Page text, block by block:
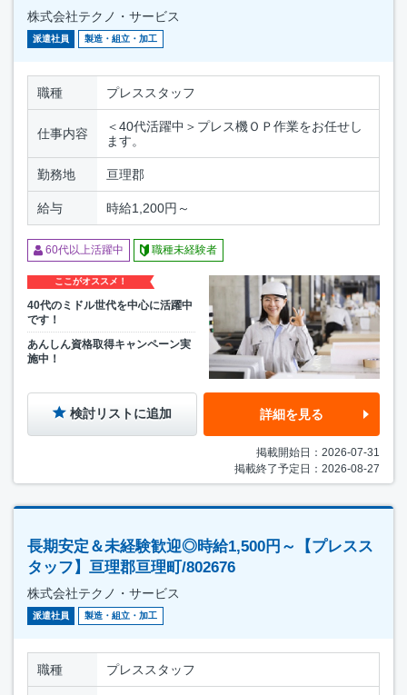
株式会社テクノ・サービス
派遣社員 製造・組立・加工
職種 プレススタッフ
仕事内容
＜40代活躍中＞プレス機ＯＰ作業をお任せし
ます。
勤務地 亘理郡
給与 時給1,200円～
60代以上活躍中 職種未経験者
ここがオススメ！
40代のミドル世代を中心に活躍中
です！
あんしん資格取得キャンペーン実
施中！
検討リストに追加 詳細を見る
掲載開始日：2026-07-31
掲載終了予定日：2026-08-27
長期安定＆未経験歓迎◎時給1,500円～【プレスス
タッフ】亘理郡亘理町/802676
株式会社テクノ・サービス
派遣社員 製造・組立・加工
職種 プレススタッフ